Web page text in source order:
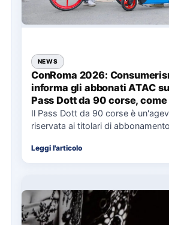
NEWS
ConRoma 2026:
informa gli abbonati ATAC
Pass Dott da 90 corse,
cosa spetta in caso di
Il Pass Dott da 90 corse è
riservata ai titolari di
Leggi l'articolo